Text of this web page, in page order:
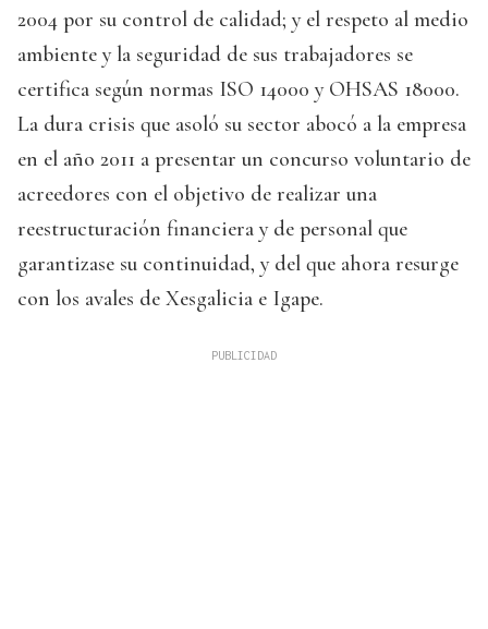
2004 por su control de calidad; y el respeto al medio
ambiente y la seguridad de sus trabajadores se
certifica según normas ISO 14000 y OHSAS 18000.
La dura crisis que asoló su sector abocó a la empresa
en el año 2011 a presentar un concurso voluntario de
acreedores con el objetivo de realizar una
reestructuración financiera y de personal que
garantizase su continuidad, y del que ahora resurge
con los avales de Xesgalicia e Igape.